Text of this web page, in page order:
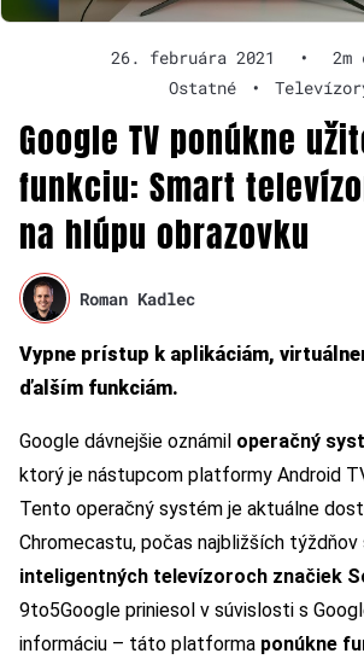
26. februára 2021 •
Ostatné
•
Google TV ponúkne
funkciu: Smart
na hlúpu obrazovku
Roman Kadlec
Vypne prístup k aplikáciám,
ďalším funkciám.
Google dávnejšie oznámil operačný
ktorý je nástupcom platformy Android
Tento operačný systém je aktuálne
Chromecastu, počas najbližších týždňov
inteligentných televízoroch značiek
9to5Google priniesol v súvislosti s
informáciu – táto platforma ponúkne